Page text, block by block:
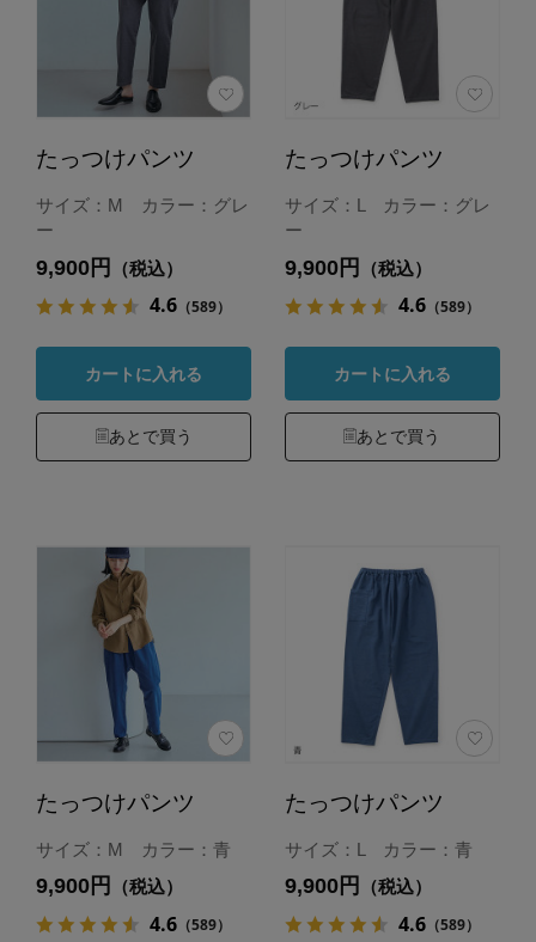
たっつけパンツ
サイズ：M カラー：グレ
ー
9,900円 （税込）
4.6（589）
カートに入れる
あとで買う
たっつけパンツ
サイズ：L カラー：グレ
ー
9,900円 （税込）
4.6（589）
カートに入れる
あとで買う
たっつけパンツ
サイズ：M カラー：青
9,900円 （税込）
4.6（589）
たっつけパンツ
サイズ：L カラー：青
9,900円 （税込）
4.6（589）